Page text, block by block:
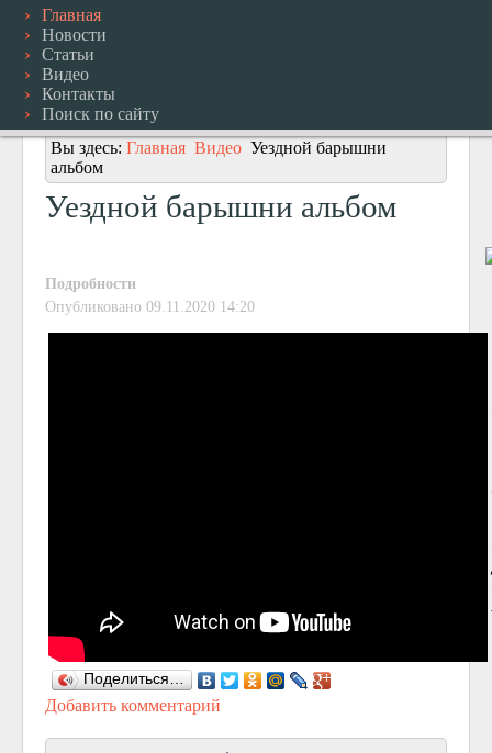
Главная
Новости
Статьи
Видео
Контакты
Поиск по сайту
Вы здесь: Главная Видео Уездной барышни
альбом
Уездной барышни альбом
Подробности
Опубликовано 09.11.2020 14:20
Поделиться…
Добавить комментарий